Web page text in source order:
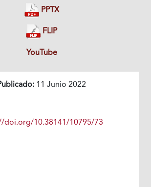
PPTX
FLIP
YouTube
11 Junio 2022
doi.org/10.38141/10795/73